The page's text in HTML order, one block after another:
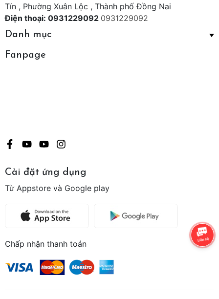
Tín , Phường Xuân Lộc , Thành phố Đồng Nai
Điện thoại: 0931229092 0931229092
Danh mục
Fanpage
Cài đặt ứng dụng
Từ Appstore và Google play
Chấp nhận thanh toán